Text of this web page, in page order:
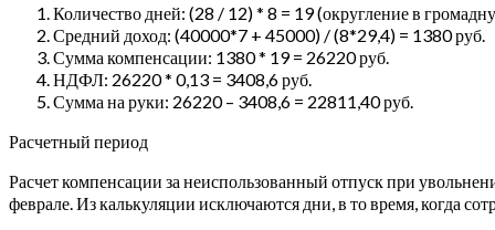
Количество дней: (28 / 12) * 8 = 19 (округление в
Средний доход: (40000*7 + 45000) / (8*29,4) = 1380 руб.
Сумма компенсации: 1380 * 19 = 26220 руб.
НДФЛ: 26220 * 0,13 = 3408,6 руб.
Сумма на руки: 26220 – 3408,6 = 22811,40 руб.
Расчетный период
Расчет компенсации за неиспользованный отпуск при
феврале. Из калькуляции исключаются дни, в то время, когда